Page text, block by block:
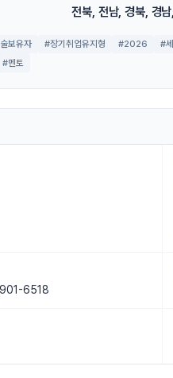
전북, 전남, 경북, 경
보유자 #장기취업유지형 #2026 #
#멘토
6518